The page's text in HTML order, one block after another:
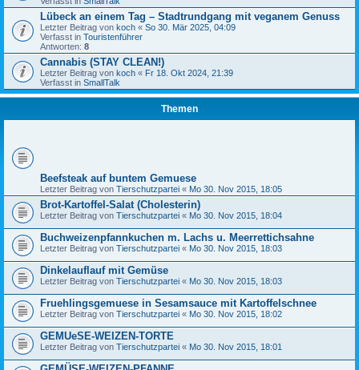
Lübeck an einem Tag – Stadtrundgang mit veganem Genuss
Letzter Beitrag von koch « So 30. Mär 2025, 04:09
Verfasst in Touristenführer
Antworten: 8
Cannabis (STAY CLEAN!)
Letzter Beitrag von koch « Fr 18. Okt 2024, 21:39
Verfasst in SmallTalk
Themen
Beefsteak auf buntem Gemuese
Letzter Beitrag von Tierschutzpartei « Mo 30. Nov 2015, 18:05
Brot-Kartoffel-Salat (Cholesterin)
Letzter Beitrag von Tierschutzpartei « Mo 30. Nov 2015, 18:04
Buchweizenpfannkuchen m. Lachs u. Meerrettichsahne
Letzter Beitrag von Tierschutzpartei « Mo 30. Nov 2015, 18:03
Dinkelauflauf mit Gemüse
Letzter Beitrag von Tierschutzpartei « Mo 30. Nov 2015, 18:03
Fruehlingsgemuese in Sesamsauce mit Kartoffelschnee
Letzter Beitrag von Tierschutzpartei « Mo 30. Nov 2015, 18:02
GEMUeSE-WEIZEN-TORTE
Letzter Beitrag von Tierschutzpartei « Mo 30. Nov 2015, 18:01